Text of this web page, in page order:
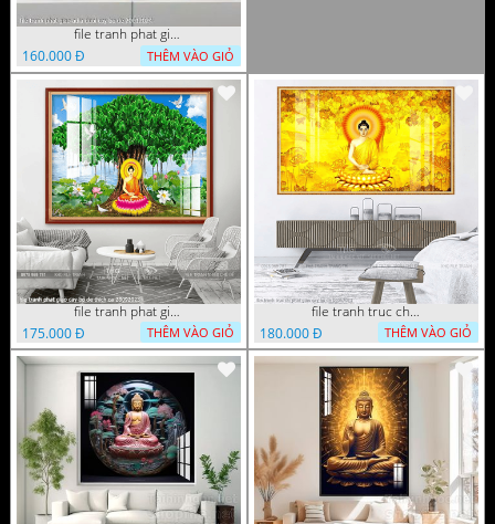
file tranh phat giao adia duoi cay bo de 20012024
160.000 Đ
THÊM VÀO GIỎ
file tranh phat giao cay bo de thich ca 28092023
175.000 Đ
THÊM VÀO GIỎ
file tranh truc chi phat giao cay bo de 06062023
180.000 Đ
THÊM VÀO GIỎ